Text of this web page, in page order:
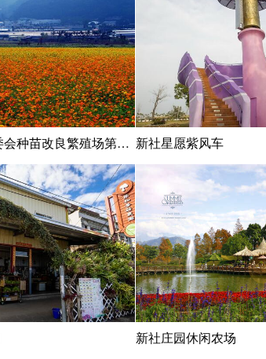
新社花海(农委会种苗改良繁殖场第二农场) 新社星愿紫风车
新社庄园休闲农场